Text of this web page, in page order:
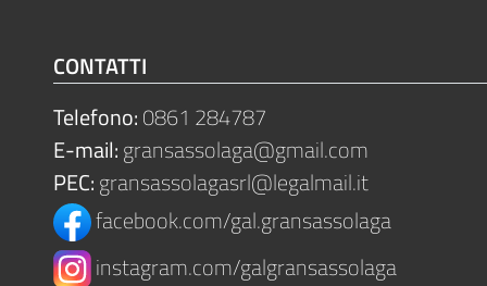
CONTATTI
Telefono:0861 284787
E-mail:gransassolaga@gmail.com
PEC:gransassolagasrl@legalmail.it
facebook.com/gal.gransassolaga
instagram.com/galgransassolaga